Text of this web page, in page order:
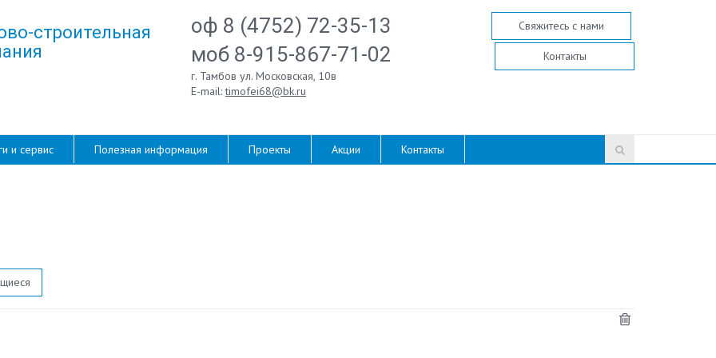
строительная
оф 8 (4752) 72-35-13
моб 8-915-867-71-02
г. Тамбов ул. Московская, 10в
E-mail:timofei68@bk.ru
Свяжитесь с нами
Контакты
и сервис Полезная информация Проекты Акции Контакты